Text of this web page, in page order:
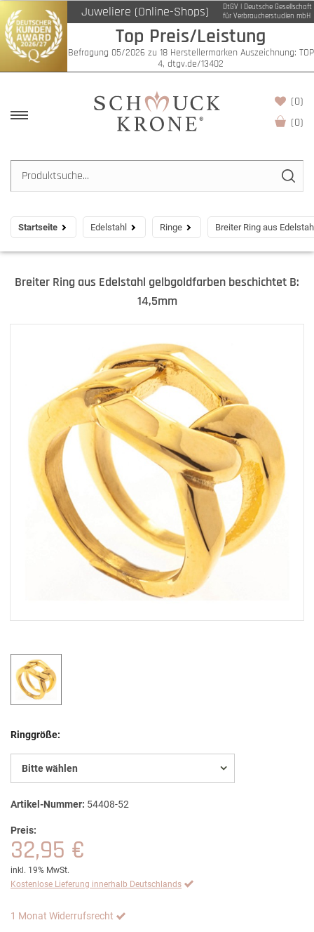
Juweliere (Online-Shops)
DtGV | Deutsche Gesellschaft
für Verbraucherstudien mbH
Top Preis/Leistung
Befragung 05/2026 zu 18 Herstellermarken Auszeichnung: TOP
4, dtgv.de/13402
(0)
(0)
Startseite Edelstahl Ringe Breiter Ring aus
Breiter Ring aus Edelstahl gelbgoldfarben beschichtet B:
14,5mm
Ringgröße:
Bitte wählen
Artikel-Nummer: 54408-52
Preis:
32,95 €
inkl. 19% MwSt.
Kostenlose Lieferung innerhalb Deutschlands
1 Monat Widerrufsrecht